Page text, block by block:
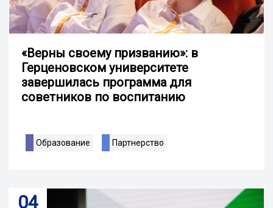
«Верны своему призванию»: в
Герценовском университете
завершилась программа для
советников по воспитанию
Образование Партнерство
04